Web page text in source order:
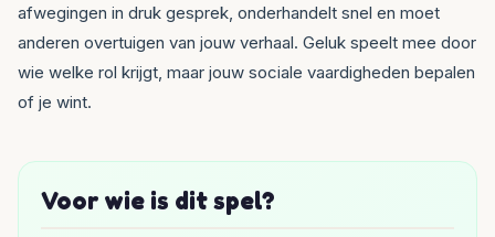
afwegingen in druk gesprek, onderhandelt snel en moet
anderen overtuigen van jouw verhaal. Geluk speelt mee door
wie welke rol krijgt, maar jouw sociale vaardigheden bepalen
of je wint.
Voor wie is dit spel?